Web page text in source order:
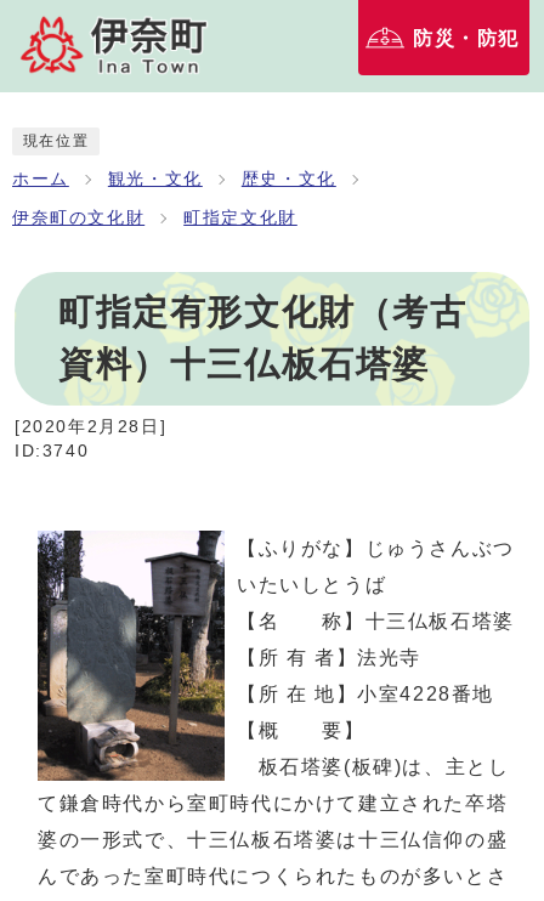
防災・防犯
現在位置
ホーム 観光・文化 歴史・文化
伊奈町の文化財 町指定文化財
町指定有形文化財（考古
資料）十三仏板石塔婆
[2020年2月28日 ]
ID:3740
【ふりがな】じゅうさんぶつ
いたいしとうば
【名 称】十三仏板石塔婆
【所 有 者】法光寺
【所 在 地】小室4228番地
【概 要】
板石塔婆(板碑)は、主とし
て鎌倉時代から室町時代にかけて建立された卒塔
婆の一形式で、十三仏板石塔婆は十三仏信仰の盛
んであった室町時代につくられたものが多いとさ